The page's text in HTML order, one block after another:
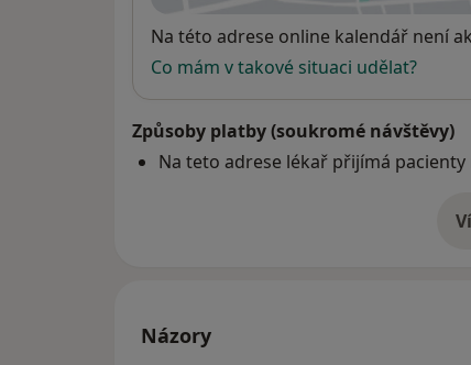
Dostupnost
Na této adrese online kalendář není
Co mám v takové situaci udělat?
Způsoby platby (soukromé návštěvy)
Na teto adrese lékař přijímá
Názory